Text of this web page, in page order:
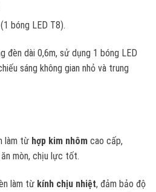
bóng LED T8).
đèn dài 0,6m, sử dụng 1 bóng LED
sáng không gian nhỏ và trung
làm từ hợp kim nhôm cao cấp,
mòn, chịu lực tốt.
làm từ kính chịu nhiệt, đảm bảo độ